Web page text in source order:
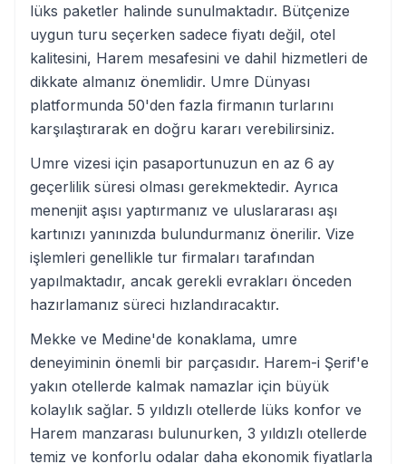
lüks paketler halinde sunulmaktadır. Bütçenize
uygun turu seçerken sadece fiyatı değil, otel
kalitesini, Harem mesafesini ve dahil hizmetleri de
dikkate almanız önemlidir. Umre Dünyası
platformunda 50'den fazla firmanın turlarını
karşılaştırarak en doğru kararı verebilirsiniz.
Umre vizesi için pasaportunuzun en az 6 ay
geçerlilik süresi olması gerekmektedir. Ayrıca
menenjit aşısı yaptırmanız ve uluslararası aşı
kartınızı yanınızda bulundurmanız önerilir. Vize
işlemleri genellikle tur firmaları tarafından
yapılmaktadır, ancak gerekli evrakları önceden
hazırlamanız süreci hızlandıracaktır.
Mekke ve Medine'de konaklama, umre
deneyiminin önemli bir parçasıdır. Harem-i Şerif'e
yakın otellerde kalmak namazlar için büyük
kolaylık sağlar. 5 yıldızlı otellerde lüks konfor ve
Harem manzarası bulunurken, 3 yıldızlı otellerde
temiz ve konforlu odalar daha ekonomik fiyatlarla